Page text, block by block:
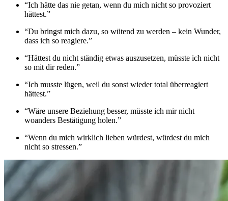
“Ich hätte das nie getan, wenn du mich nicht so provoziert
hättest.”
“Du bringst mich dazu, so wütend zu werden – kein Wunder,
dass ich so reagiere.”
“Hättest du nicht ständig etwas auszusetzen, müsste ich nicht
so mit dir reden.”
“Ich musste lügen, weil du sonst wieder total überreagiert
hättest.”
“Wäre unsere Beziehung besser, müsste ich mir nicht
woanders Bestätigung holen.”
“Wenn du mich wirklich lieben würdest, würdest du mich
nicht so stressen.”